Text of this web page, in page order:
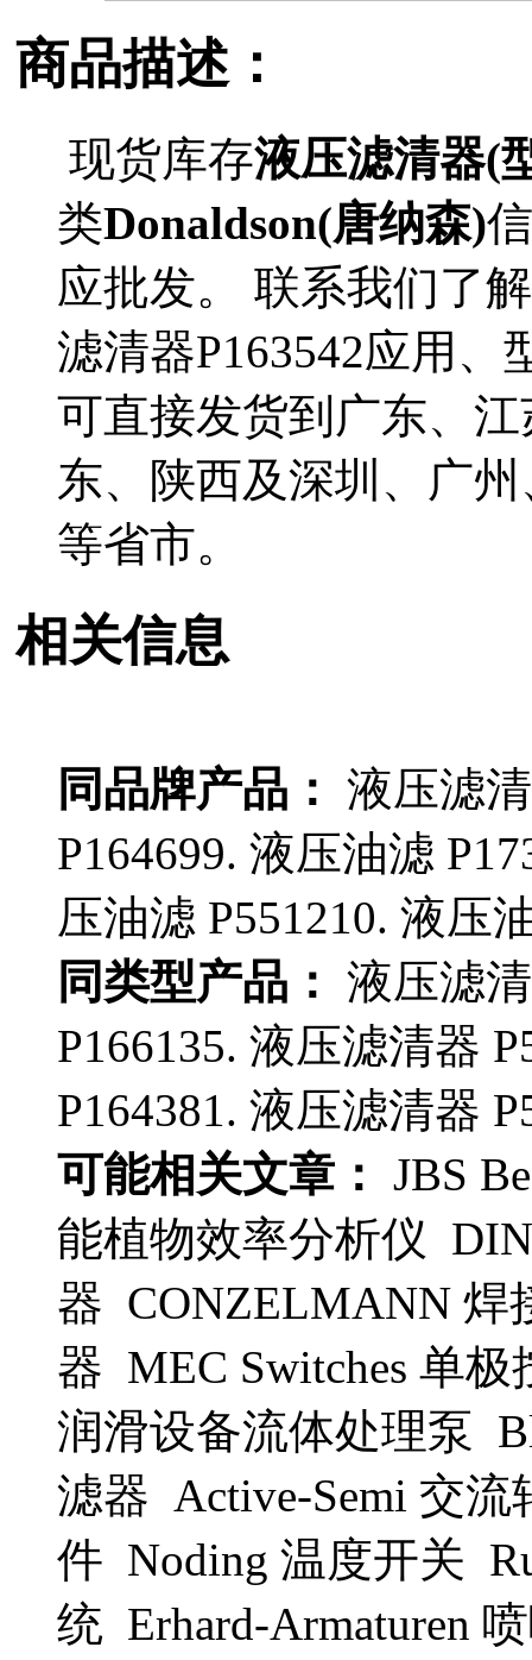
商品描述：
现货库存液压滤清器(
类Donaldson(唐纳森)
应批发。 联系我们了
滤清器P163542应用、
可直接发货到广东、
东、陕西及深圳、广
等省市。
相关信息
同品牌产品： 液压滤
P164699. 液压油滤
压油滤 P551210. 液压
同类型产品： 液压滤
P166135. 液压滤清器
P164381. 液压滤清器
可能相关文章： JBS
能植物效率分析仪
器 CONZELMANN 焊
器 MEC Switches 单
润滑设备流体处理泵
滤器 Active-Semi 交流
件 Noding 温度开关
统 Erhard-Armaturen